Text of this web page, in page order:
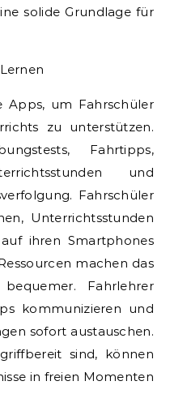
solide Grundlage für
Apps, um Fahrschüler
zu unterstützen.
Fahrtipps,
und
Fahrschüler
Unterrichtsstunden
ihren Smartphones
machen das
Fahrlehrer
kommunizieren und
sofort austauschen.
sind, können
in freien Momenten